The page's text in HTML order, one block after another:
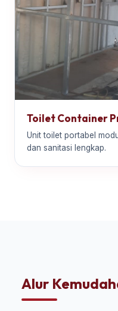
Toilet Container
Unit toilet portabel
dan sanitasi lengkap.
Alur